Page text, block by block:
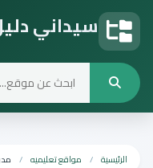
سيداني
الرئيسية مواقع تعليميه